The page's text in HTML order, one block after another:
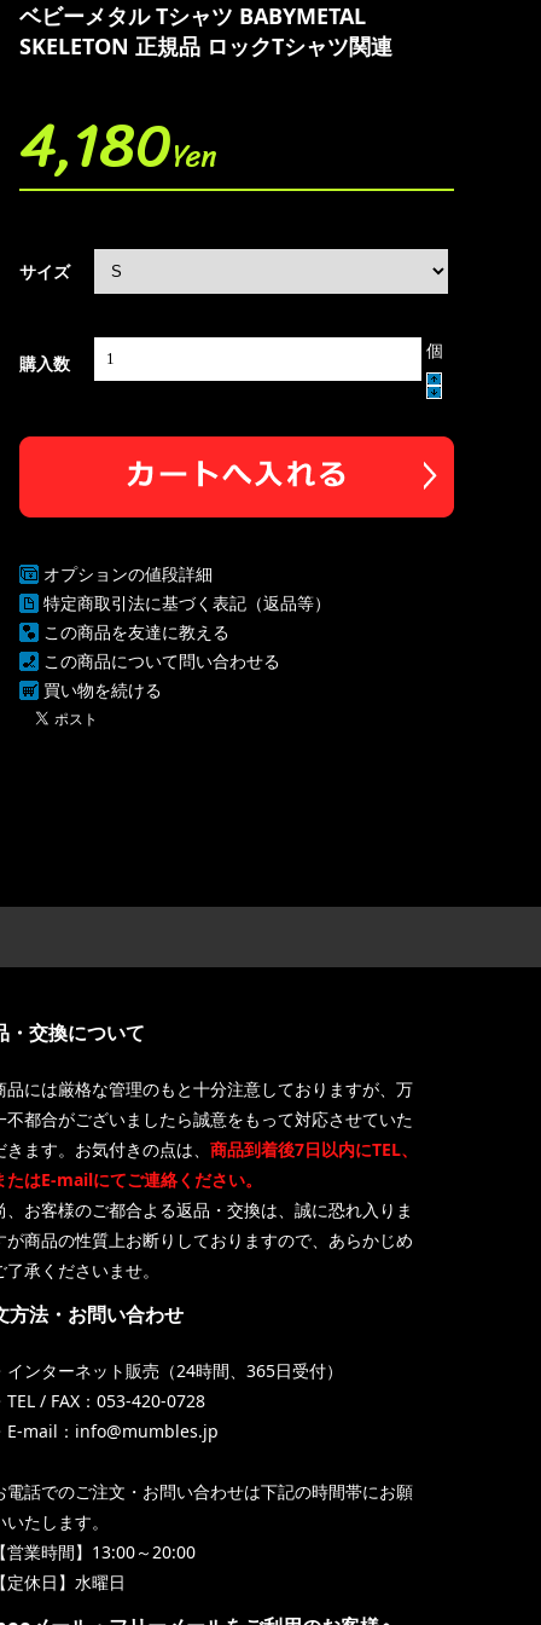
ベビーメタル Tシャツ BABYMETAL
SKELETON 正規品 ロックTシャツ関連
4,180Yen
サイズ
購入数
個
オプションの値段詳細
特定商取引法に基づく表記（返品等）
この商品を友達に教える
この商品について問い合わせる
買い物を続ける
・交換について
品には厳格な管理のもと十分注意しておりますが、万
不都合がございましたら誠意をもって対応させていた
きます。お気付きの点は、 商品到着後7日以内にTEL、
たはE-mailにてご連絡ください。
、お客様のご都合よる返品・交換は、誠に恐れ入りま
が商品の性質上お断りしておりますので、あらかじめ
了承くださいませ。
方法・お問い合わせ
インターネット販売（24時間、365日受付）
TEL / FAX：053-420-0728
E-mail：info@mumbles.jp
電話でのご注文・お問い合わせは下記の時間帯にお願
いたします。
営業時間】13:00～20:00
定休日】水曜日